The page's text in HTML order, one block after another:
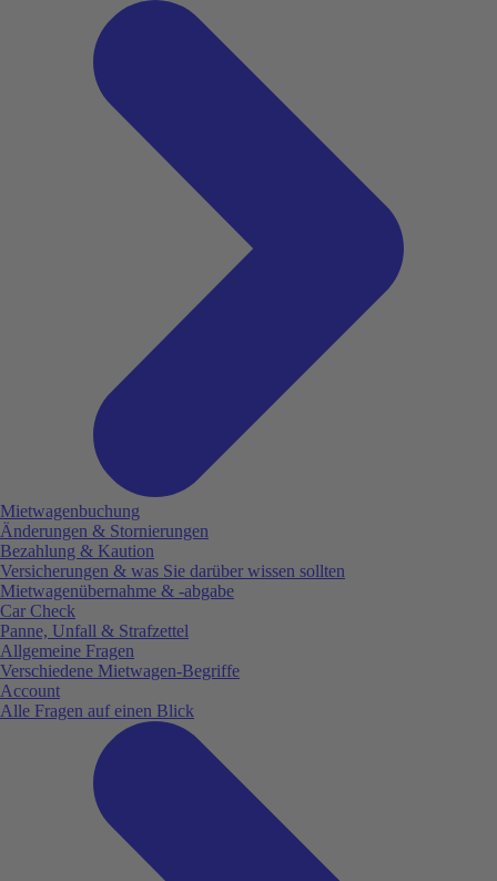
Mietwagenbuchung
Änderungen & Stornierungen
Bezahlung & Kaution
Versicherungen & was Sie darüber wissen sollten
Mietwagenübernahme & -abgabe
Car Check
Panne, Unfall & Strafzettel
Allgemeine Fragen
Verschiedene Mietwagen-Begriffe
Account
Alle Fragen auf einen Blick